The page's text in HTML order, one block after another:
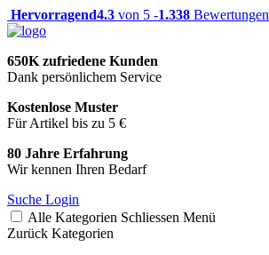
Hervorragend4.3 von 5 -1.338 Bewertungen
650K zufriedene Kunden
Dank persönlichem Service
Kostenlose Muster
Für Artikel bis zu 5 €
80 Jahre Erfahrung
Wir kennen Ihren Bedarf
Suche Login
Alle Kategorien Schliessen Menü
Zurück Kategorien